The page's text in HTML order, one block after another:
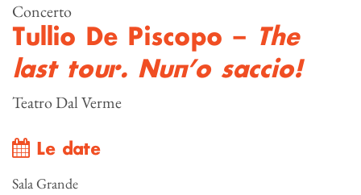
Concerto
Tullio De Piscopo – The
last tour. Nun’o saccio!
Teatro Dal Verme
Le date
Sala Grande